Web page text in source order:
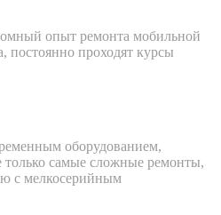
опыт ремонта мобильной
постоянно проходят курсы
оборудованием,
самые сложные ремонты,
с мелкосерийным